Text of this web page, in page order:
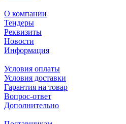
О компании
Тендеры
Реквизиты
Новости
Информация
Условия оплаты
Условия доставки
Гарантия на товар
Вопрос-ответ
Дополнительно